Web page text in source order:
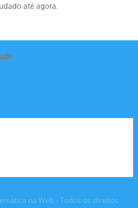
até agora.
na Web - Todos os direitos